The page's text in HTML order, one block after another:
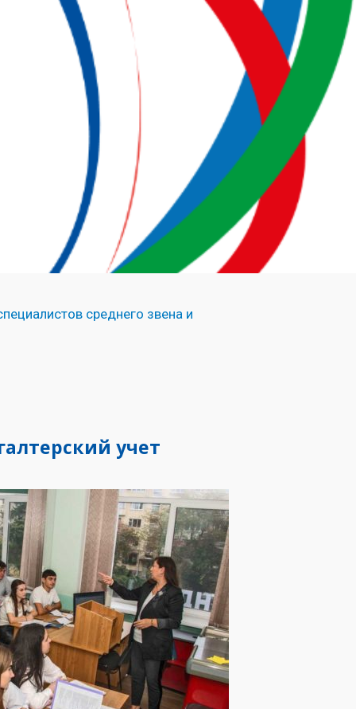
среднего звена и
учет